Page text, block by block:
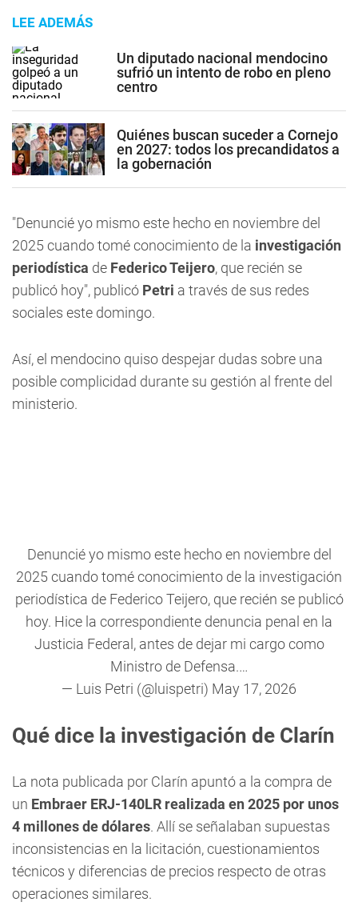
LEE ADEMÁS
Un diputado nacional mendocino
sufrió un intento de robo en pleno
centro
Quiénes buscan suceder a Cornejo
en 2027: todos los precandidatos a
la gobernación
"Denuncié yo mismo este hecho en noviembre del
2025 cuando tomé conocimiento de la investigación
periodística de Federico Teijero, que recién se
publicó hoy", publicó Petri a través de sus redes
sociales este domingo.
Así, el mendocino quiso despejar dudas sobre una
posible complicidad durante su gestión al frente del
ministerio.
Denuncié yo mismo este hecho en noviembre del
2025 cuando tomé conocimiento de la investigación
periodística de Federico Teijero, que recién se publicó
hoy. Hice la correspondiente denuncia penal en la
Justicia Federal, antes de dejar mi cargo como
Ministro de Defensa.…
— Luis Petri (@luispetri) May 17, 2026
Qué dice la investigación de Clarín
La nota publicada por Clarín apuntó a la compra de
un Embraer ERJ-140LR realizada en 2025 por unos
4 millones de dólares. Allí se señalaban supuestas
inconsistencias en la licitación, cuestionamientos
técnicos y diferencias de precios respecto de otras
operaciones similares.